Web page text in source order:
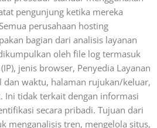
pengunjung ketika mereka
perusahaan hosting
bagian dari analisis layanan
oleh file log termasuk
jenis browser, Penyedia Layanan
dan waktu, halaman rujukan/keluar,
Ini tidak terkait dengan informasi
secara pribadi. Tujuan dari
menganalisis tren, mengelola situs,